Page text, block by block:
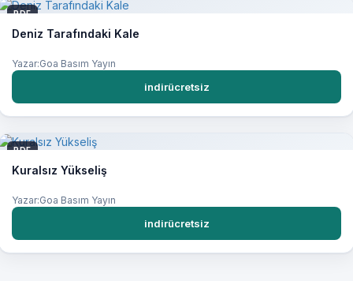
PDF
Deniz Tarafındaki Kale
Yazar:Goa Basım Yayın
indirücretsiz
PDF
Kuralsız Yükseliş
Yazar:Goa Basım Yayın
indirücretsiz